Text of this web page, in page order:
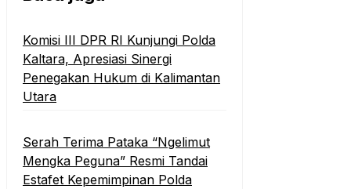
Komisi III DPR RI Kunjungi Polda
Kaltara, Apresiasi Sinergi
Penegakan Hukum di Kalimantan
Utara
Serah Terima Pataka “Ngelimut
Mengka Peguna” Resmi Tandai
Estafet Kepemimpinan Polda